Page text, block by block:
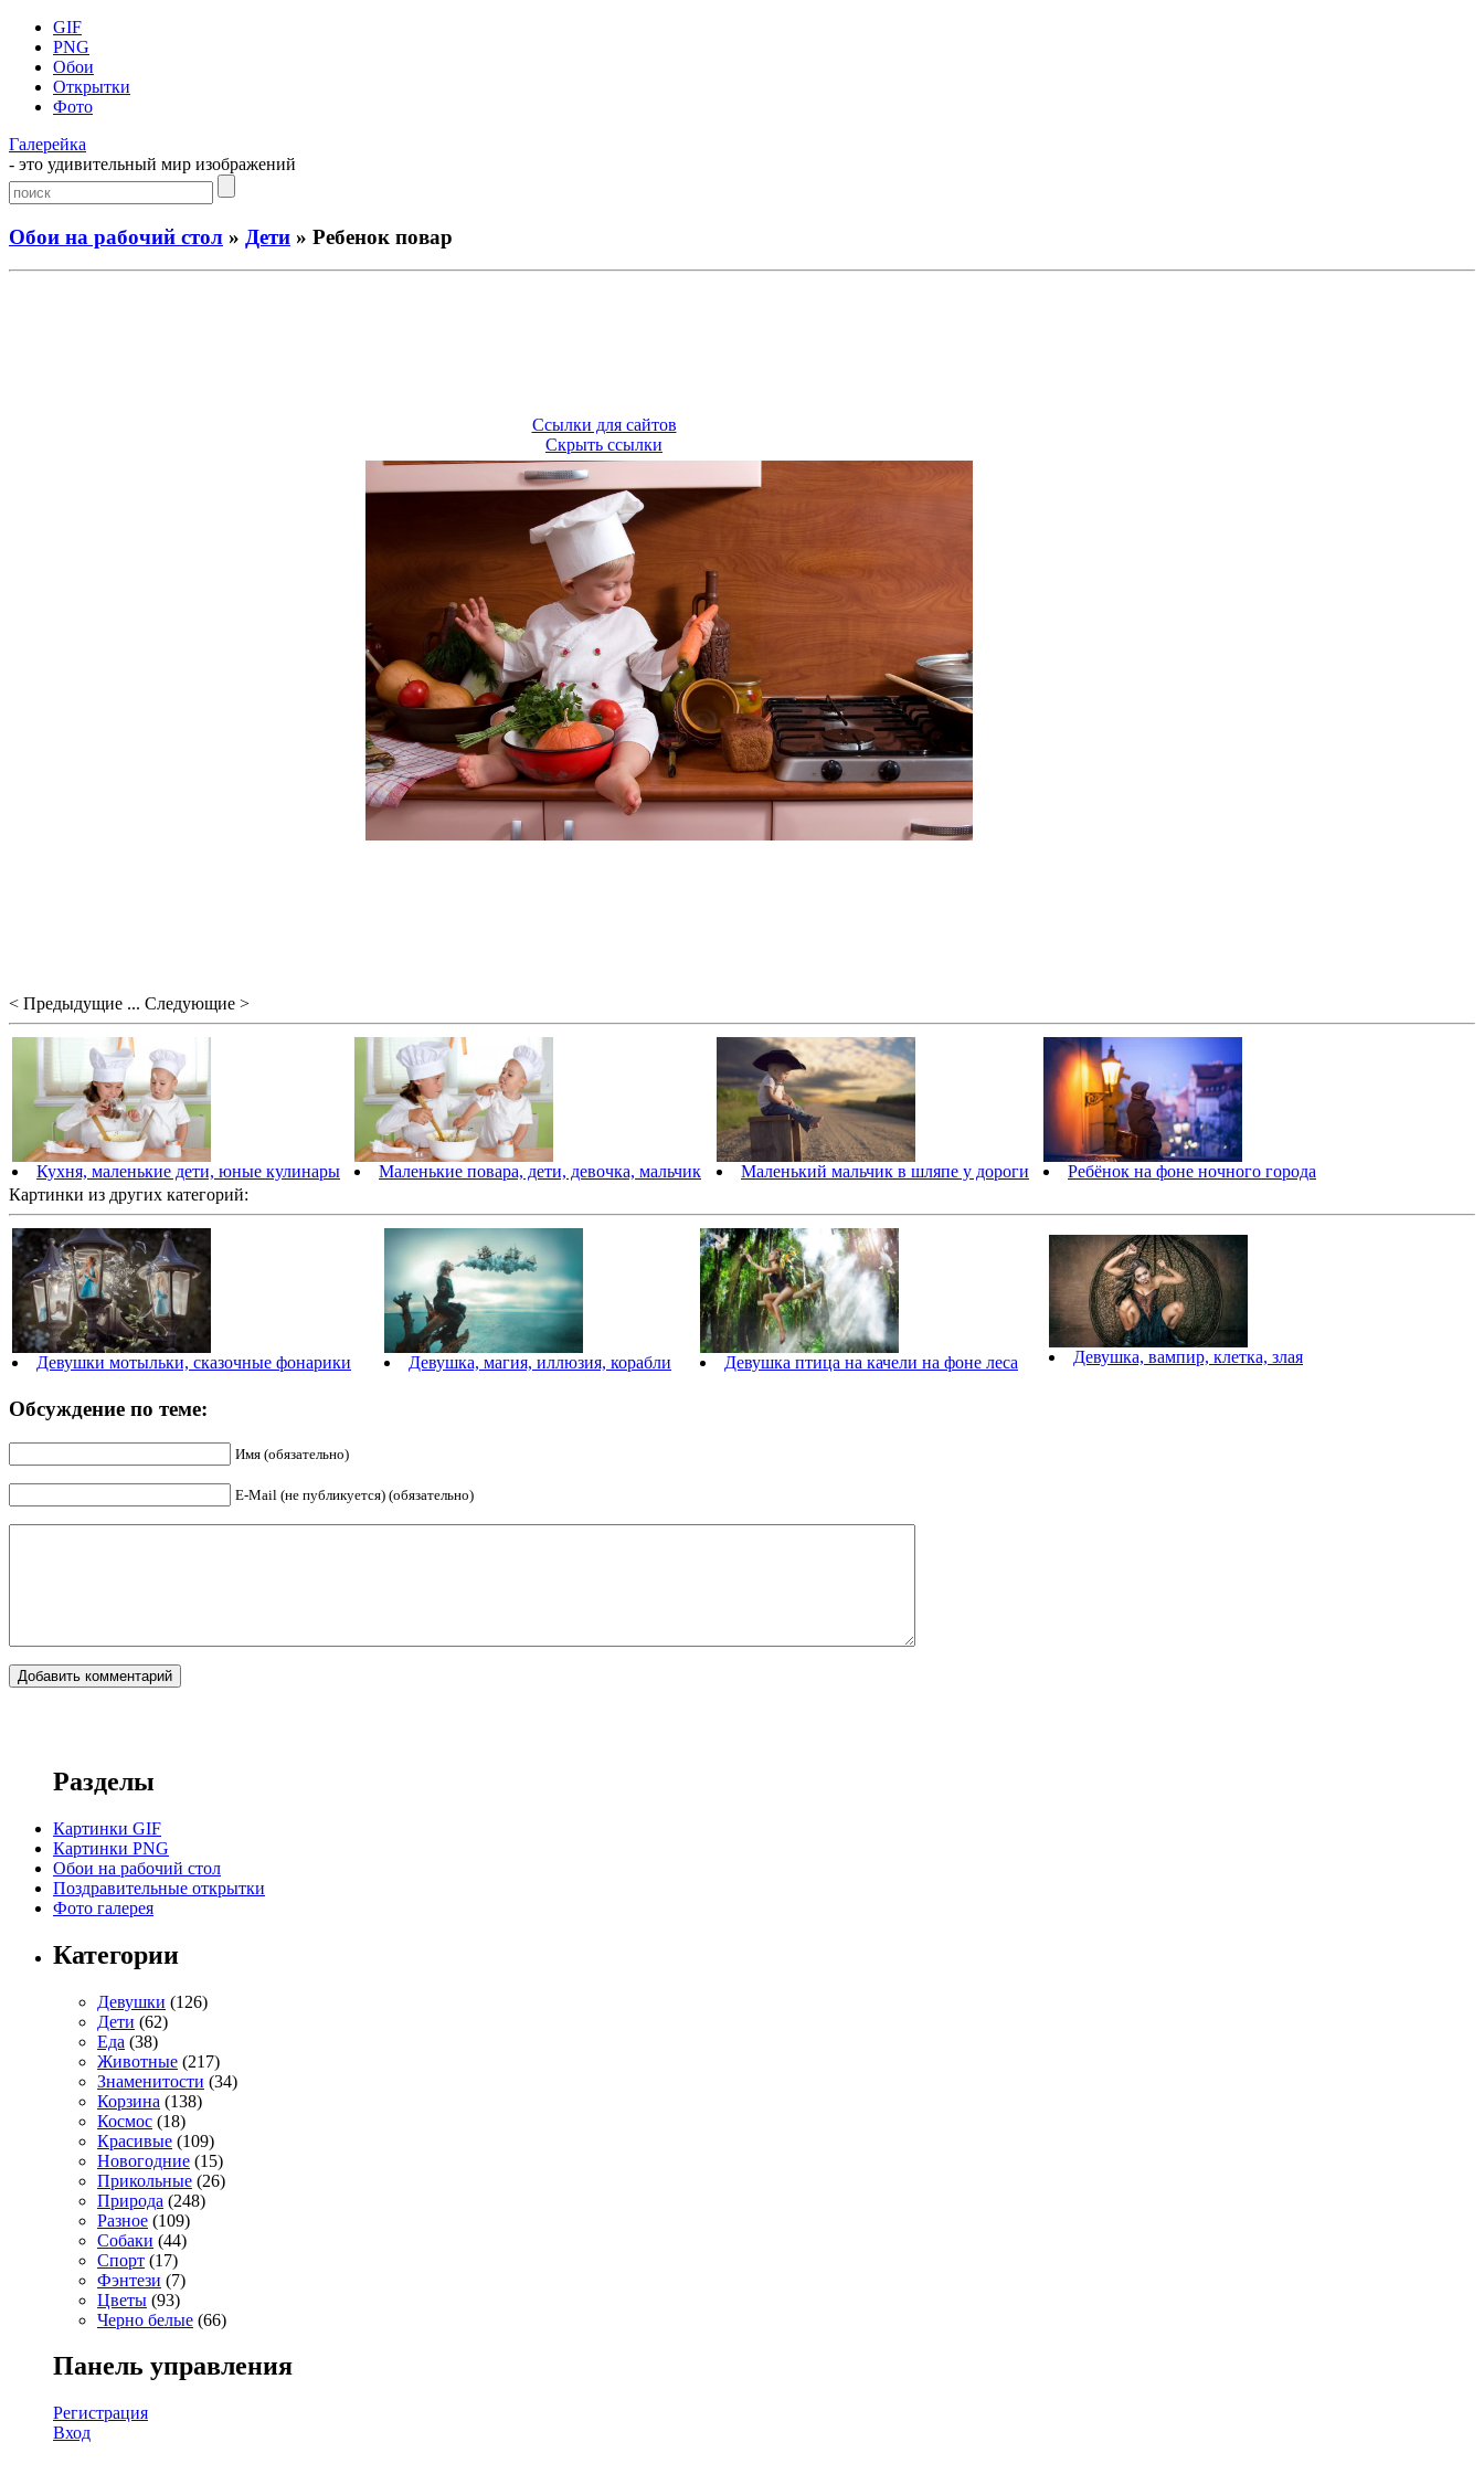
GIF
PNG
Обои
Открытки
Фото
Галерейка
- это удивительный мир изображений
Обои на рабочий стол » Дети » Ребенок повар
Ссылки для сайтов
Скрыть ссылки
< Предыдущие ... Следующие >
Кухня, маленькие дети, юные кулинары Маленькие повара, дети, девочка, мальчик Маленький мальчик в шляпе у дороги
Ребёнок на фоне ночного города
Картинки из других категорий:
Девушки мотыльки, сказочные фонарики Девушка, магия, иллюзия, корабли Девушка птица на качели на фоне леса Девушка, вампир, клетка, злая
Обсуждение по теме:
Имя (обязательно)
E-Mail (не публикуется) (обязательно)
Разделы
Картинки GIF
Картинки PNG
Обои на рабочий стол
Поздравительные открытки
Фото галерея
Категории
Девушки (126)
Дети (62)
Еда (38)
Животные (217)
Знаменитости (34)
Корзина (138)
Космос (18)
Красивые (109)
Новогодние (15)
Прикольные (26)
Природа (248)
Разное (109)
Собаки (44)
Спорт (17)
Фэнтези (7)
Цветы (93)
Черно белые (66)
Панель управления
Регистрация
Вход